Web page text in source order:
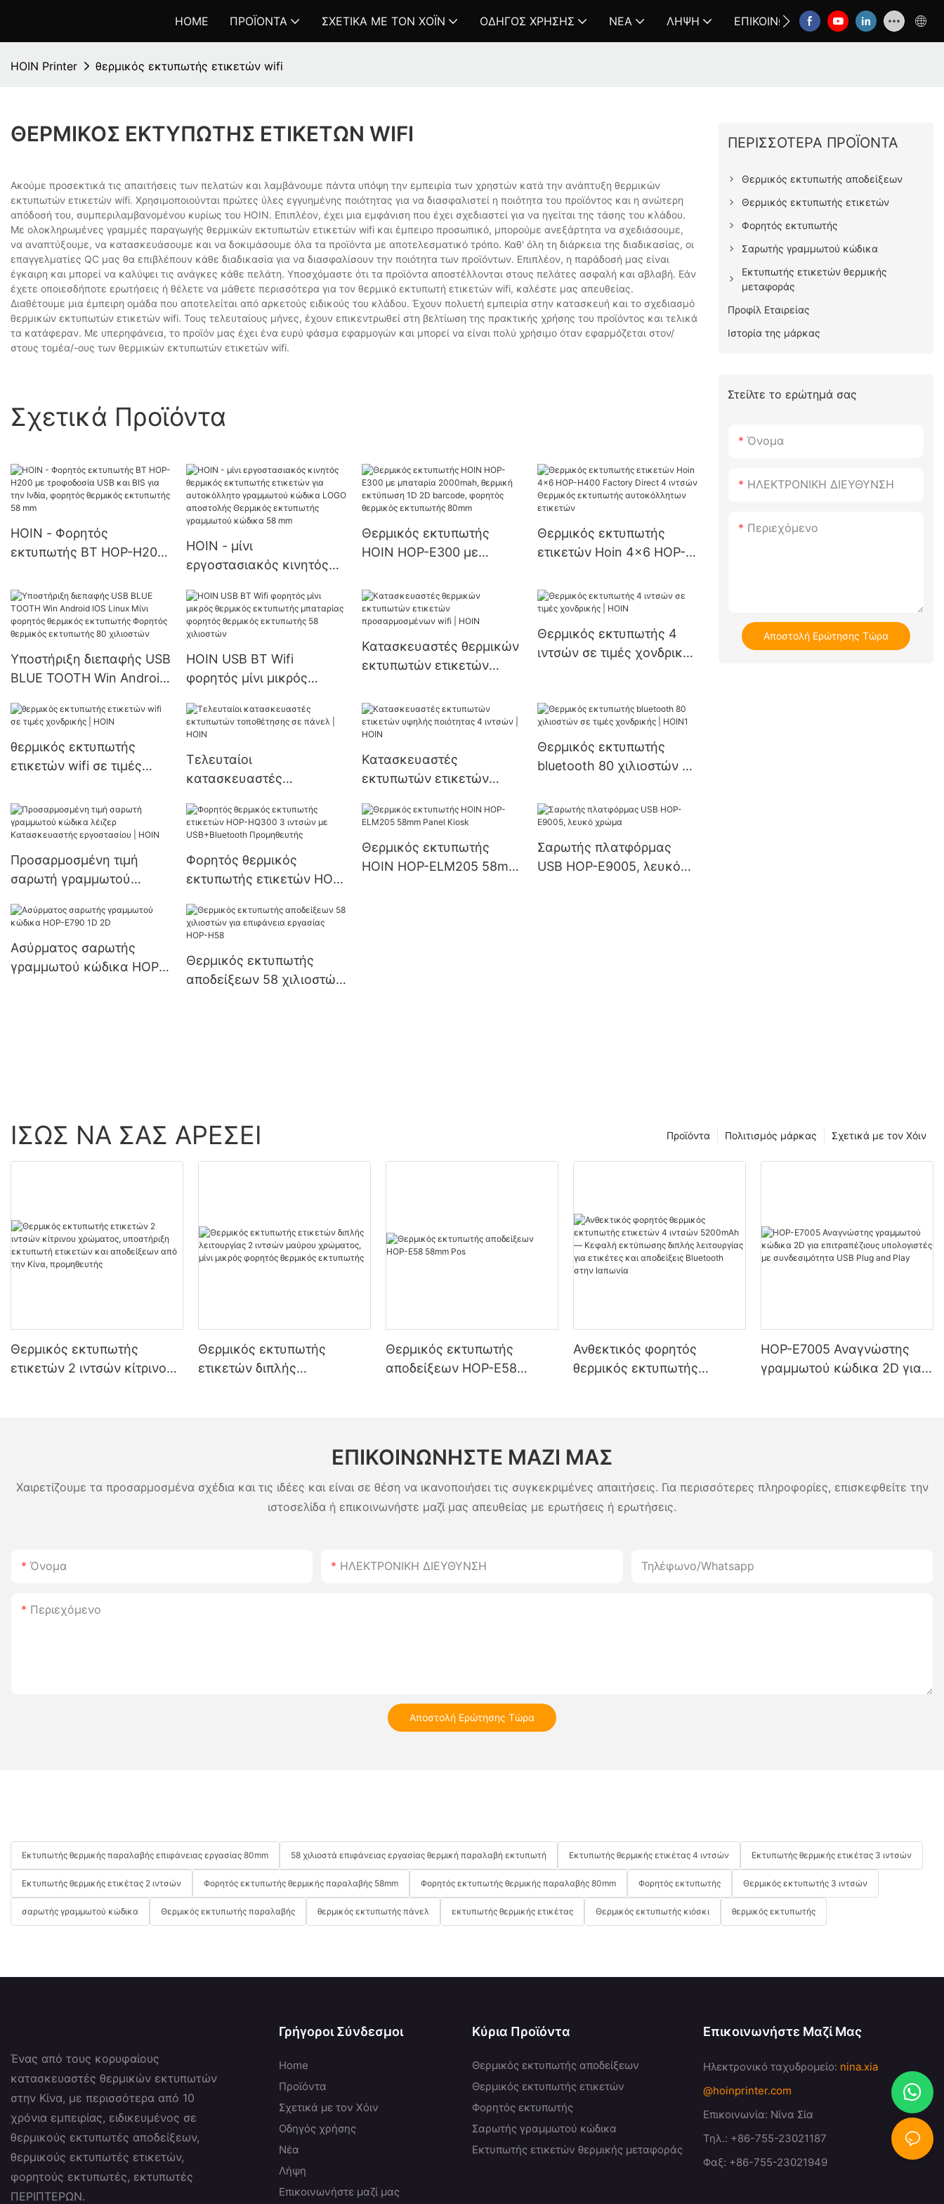
HOME ΠΡΟΪΌΝΤΑ ΣΧΕΤΙΚΆ ΜΕ ΤΟΝ ΧΌΙΝ ΟΔΗΓΌΣ ΧΡΉΣΗΣ ΝΈΑ ΛΉΨΗ ΕΠΙΚΟΙΝΩΝΉΣΤΕ ΜΑΖΊ ΜΑΣ FAQ
HOIN Printer θερμικός εκτυπωτής ετικετών wifi
ΘΕΡΜΙΚΌΣ ΕΚΤΥΠΩΤΉΣ ΕΤΙΚΕΤΏΝ WIFI
Ακούμε προσεκτικά τις απαιτήσεις των πελατών και λαμβάνουμε πάντα υπόψη την εμπειρία των χρηστών κατά την ανάπτυξη θερμικών
εκτυπωτών ετικετών wifi. Χρησιμοποιούνται πρώτες ύλες εγγυημένης ποιότητας για να διασφαλιστεί η ποιότητα του προϊόντος και η ανώτερη
απόδοσή του, συμπεριλαμβανομένου κυρίως του HOIN. Επιπλέον, έχει μια εμφάνιση που έχει σχεδιαστεί για να ηγείται της τάσης του κλάδου.
Με ολοκληρωμένες γραμμές παραγωγής θερμικών εκτυπωτών ετικετών wifi και έμπειρο προσωπικό, μπορούμε ανεξάρτητα να σχεδιάσουμε,
να αναπτύξουμε, να κατασκευάσουμε και να δοκιμάσουμε όλα τα προϊόντα με αποτελεσματικό τρόπο. Καθ' όλη τη διάρκεια της διαδικασίας, οι
επαγγελματίες QC μας θα επιβλέπουν κάθε διαδικασία για να διασφαλίσουν την ποιότητα των προϊόντων. Επιπλέον, η παράδοσή μας είναι
έγκαιρη και μπορεί να καλύψει τις ανάγκες κάθε πελάτη. Υποσχόμαστε ότι τα προϊόντα αποστέλλονται στους πελάτες ασφαλή και αβλαβή. Εάν
έχετε οποιεσδήποτε ερωτήσεις ή θέλετε να μάθετε περισσότερα για τον θερμικό εκτυπωτή ετικετών wifi, καλέστε μας απευθείας.
Διαθέτουμε μια έμπειρη ομάδα που αποτελείται από αρκετούς ειδικούς του κλάδου. Έχουν πολυετή εμπειρία στην κατασκευή και το σχεδιασμό
θερμικών εκτυπωτών ετικετών wifi. Τους τελευταίους μήνες, έχουν επικεντρωθεί στη βελτίωση της πρακτικής χρήσης του προϊόντος και τελικά
τα κατάφεραν. Με υπερηφάνεια, το προϊόν μας έχει ένα ευρύ φάσμα εφαρμογών και μπορεί να είναι πολύ χρήσιμο όταν εφαρμόζεται στον/
στους τομέα/-ους των θερμικών εκτυπωτών ετικετών wifi.
Σχετικά Προϊόντα
HOIN - Φορητός
εκτυπωτής BT HOP-H200
BIS για την Ινδία, φορητός
θερμικός εκτυπωτής 58
mm
HOIN - μίνι
εργοστασιακός κινητός
ετικετών για
αυτοκόλλητο γραμμωτού
κώδικα LOGO αποστολής
Θερμικός εκτυπωτής
γραμμωτού κώδικα 58
Θερμικός εκτυπωτής
HOIN HOP-E300 με
θερμική εκτύπωση 1D 2D
barcode, φορητός
θερμικός εκτυπωτής
80mm
Θερμικός εκτυπωτής
ετικετών Hoin 4x6 HOP-
ιντσών Θερμικός
εκτυπωτής
αυτοκόλλητων ετικετών
Υποστήριξη διεπαφής USB
BLUE TOOTH Win Android
θερμικός εκτυπωτής
εκτυπωτής 80 χιλιοστών
HOIN USB BT Wifi
φορητός μίνι μικρός
μπαταρίας φορητός
θερμικός εκτυπωτής 58
χιλιοστών
Κατασκευαστές θερμικών
εκτυπωτών ετικετών
HOIN
Θερμικός εκτυπωτής 4
ιντσών σε τιμές χονδρικής
θερμικός εκτυπωτής
ετικετών wifi σε τιμές
Τελευταίοι
κατασκευαστές
σε πάνελ | HOIN
Κατασκευαστές
εκτυπωτών ετικετών
ιντσών | HOIN
Θερμικός εκτυπωτής
bluetooth 80 χιλιοστών σε
Προσαρμοσμένη τιμή
σαρωτή γραμμωτού
Κατασκευαστής
Φορητός θερμικός
εκτυπωτής ετικετών HOP-
USB+Bluetooth
Προμηθευτής
Θερμικός εκτυπωτής
HOIN HOP-ELM205 58mm
Σαρωτής πλατφόρμας
USB HOP-E9005, λευκό
Ασύρματος σαρωτής
γραμμωτού κώδικα HOP-
Θερμικός εκτυπωτής
αποδείξεων 58 χιλιοστών
ΠΕΡΙΣΣΌΤΕΡΑ ΠΡΟΪΌΝΤΑ
Θερμικός εκτυπωτής αποδείξεων
Θερμικός εκτυπωτής ετικετών
Φορητός εκτυπωτής
Σαρωτής γραμμωτού κώδικα
Εκτυπωτής ετικετών θερμικής
μεταφοράς
Προφίλ Εταιρείας
Ιστορία της μάρκας
Στείλτε το ερώτημά σας
Όνομα
ΗΛΕΚΤΡΟΝΙΚΗ ΔΙΕΥΘΥΝΣΗ
Περιεχόμενο
Αποστολή Ερώτησης Τώρα
ΊΣΩΣ ΝΑ ΣΑΣ ΑΡΈΣΕΙ Σχετικά με τον Χόιν
Πολιτισμός μάρκας
Προϊόντα
Θερμικός εκτυπωτής
ετικετών 2 ιντσών κίτρινου
Θερμικός εκτυπωτής
ετικετών διπλής
Θερμικός εκτυπωτής
αποδείξεων HOP-E58
Ανθεκτικός φορητός
θερμικός εκτυπωτής
αποδείξεις Bluetooth στην
Ιαπωνία
HOP-E7005 Αναγνώστης
γραμμωτού κώδικα 2D για
ΕΠΙΚΟΙΝΩΝΉΣΤΕ ΜΑΖΊ ΜΑΣ
Χαιρετίζουμε τα προσαρμοσμένα σχέδια και τις ιδέες και είναι σε θέση να ικανοποιήσει τις συγκεκριμένες απαιτήσεις. Για περισσότερες πληροφορίες, επισκεφθείτε την
ιστοσελίδα ή επικοινωνήστε μαζί μας απευθείας με ερωτήσεις ή ερωτήσεις.
Όνομα ΗΛΕΚΤΡΟΝΙΚΗ ΔΙΕΥΘΥΝΣΗ Τηλέφωνο/whatsapp
Περιεχόμενο
Αποστολή Ερώτησης Τώρα
Εκτυπωτής θερμικής παραλαβής επιφάνειας εργασίας 80mm 58 χιλιοστά επιφάνειας εργασίας θερμική παραλαβή εκτυπωτή Εκτυπωτής θερμικής ετικέτας 4 ιντσών Εκτυπωτής θερμικής ετικέτας 3 ιντσών
Εκτυπωτής θερμικής ετικέτας 2 ιντσών Φορητός εκτυπωτής θερμικής παραλαβής 58mm Φορητός εκτυπωτής θερμικής παραλαβής 80mm Φορητός εκτυπωτής Θερμικός εκτυπωτής 3 ιντσών
σαρωτής γραμμωτού κώδικα Θερμικός εκτυπωτής παραλαβής θερμικός εκτυπωτής πάνελ εκτυπωτής θερμικής ετικέτας Θερμικός εκτυπωτής κιόσκι θερμικός εκτυπωτής
Ένας από τους κορυφαίους
κατασκευαστές θερμικών εκτυπωτών
στην Κίνα, με περισσότερα από 10
χρόνια εμπειρίας, ειδικευμένος σε
θερμικούς εκτυπωτές αποδείξεων,
θερμικούς εκτυπωτές ετικετών,
φορητούς εκτυπωτές, εκτυπωτές
ΠΕΡΙΠΤΕΡΩΝ.
Γρήγοροι Σύνδεσμοι
Home
Προϊόντα
Σχετικά με τον Χόιν
Οδηγός χρήσης
Νέα
Λήψη
Επικοινωνήστε μαζί μας
Κύρια Προϊόντα
Θερμικός εκτυπωτής αποδείξεων
Θερμικός εκτυπωτής ετικετών
Φορητός εκτυπωτής
Σαρωτής γραμμωτού κώδικα
Εκτυπωτής ετικετών θερμικής μεταφοράς
Επικοινωνήστε Μαζί Μας
Ηλεκτρονικό ταχυδρομείο: nina.xia
@hoinprinter.com
Επικοινωνία: Νίνα Σία
Τηλ.: +86-755-23021187
Φαξ: +86-755-23021949